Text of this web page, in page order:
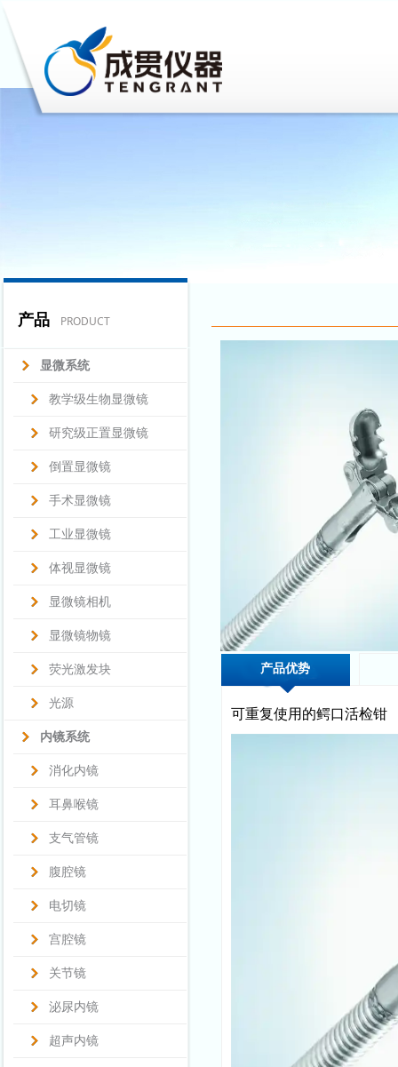
产品 PRODUCT
显微系统
教学级生物显微镜
研究级正置显微镜
倒置显微镜
手术显微镜
工业显微镜
体视显微镜
显微镜相机
显微镜物镜
荧光激发块
光源
内镜系统
消化内镜
耳鼻喉镜
支气管镜
腹腔镜
电切镜
宫腔镜
关节镜
泌尿内镜
超声内镜
产品优势
可重复使用的鳄口活检钳